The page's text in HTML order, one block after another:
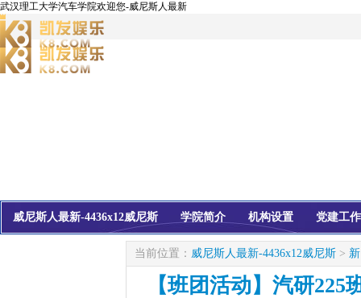
武汉理工大学汽车学院欢迎您-威尼斯人最新
威尼斯人最新-4436x12威尼斯 学院简介 机构设置 党建工作
当前位置： 威尼斯人最新-4436x12威尼斯 >
【班团活动】汽研